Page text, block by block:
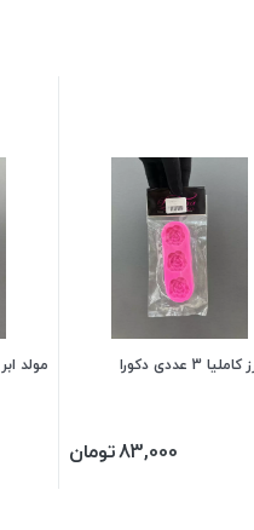
3 عددی دکورا
83,000تومان
مولد ابر 2 تایی